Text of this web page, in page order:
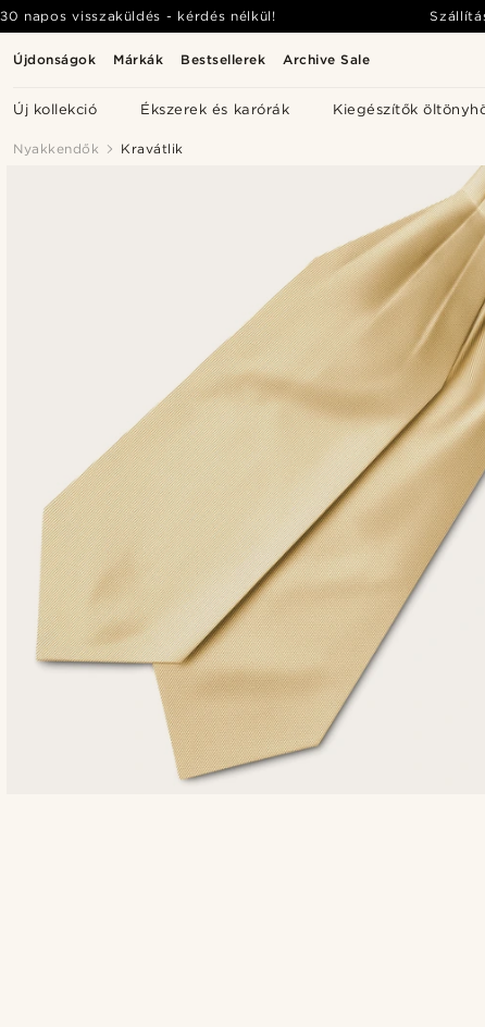
Újdonságok Márkák Bestsellerek Archive Sale
Új kollekció Ékszerek és karórák Kiegészítők
30 napos visszaküldés - kérdés nélkül!
Nyakkendők Kravátlik